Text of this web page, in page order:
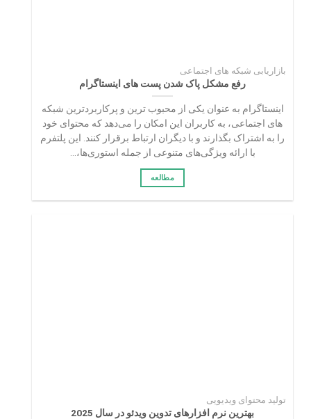
بازاریابی شبکه های اجتماعی
رفع مشکل پاک شدن پست های اینستاگرام
اینستاگرام به عنوان یکی از محبوب‌ ترین و پرکاربردترین شبکه‌
های اجتماعی، به کاربران این امکان را می‌دهد که محتوای خود
را به اشتراک بگذارند و با دیگران ارتباط برقرار کنند. این پلتفرم
با ارائه ویژگی‌های متنوعی از جمله استوری‌ها،...
مطالعه
تولید محتوای ویدیویی
بهترین نرم‌ افزارهای تدوین ویدئو در سال 2025